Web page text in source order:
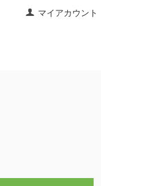
マイアカウント